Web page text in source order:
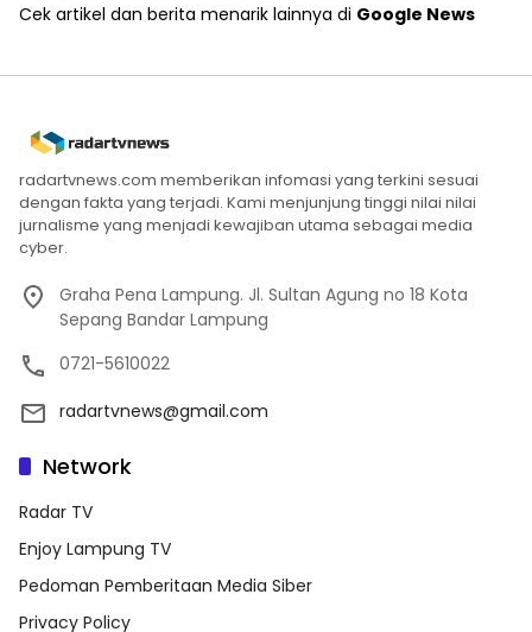
Cek artikel dan berita menarik lainnya di Google News
radartvnews.com memberikan infomasi yang terkini sesuai
dengan fakta yang terjadi. Kami menjunjung tinggi nilai nilai
jurnalisme yang menjadi kewajiban utama sebagai media
cyber.
Graha Pena Lampung. Jl. Sultan Agung no 18 Kota
Sepang Bandar Lampung
0721-5610022
radartvnews@gmail.com
Network
Radar TV
Enjoy Lampung TV
Pedoman Pemberitaan Media Siber
Privacy Policy